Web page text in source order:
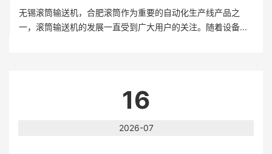
无锡滚筒输送机，合肥滚筒作为重要的自动化生产线产品之
一，滚筒输送机的发展一直受到广大用户的关注。随着设备...
16
2026-07